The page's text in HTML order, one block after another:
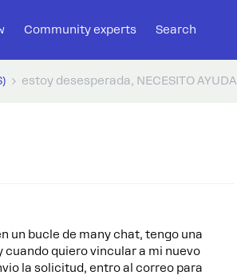
Community experts Search
estoy desesperada, NECESITO AYUDA
un bucle de many chat, tengo una
quiero vincular a mi nuevo
la solicitud, entro al correo para